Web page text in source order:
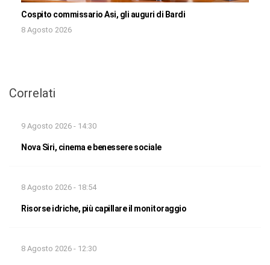
Cospito commissario Asi, gli auguri di Bardi
8 Agosto 2026
Correlati
9 Agosto 2026 - 14:30
Nova Siri, cinema e benessere sociale
8 Agosto 2026 - 18:54
Risorse idriche, più capillare il monitoraggio
8 Agosto 2026 - 12:30